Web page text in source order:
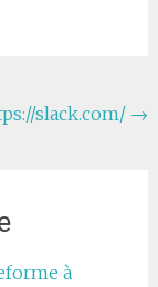
slack.com/ →
à